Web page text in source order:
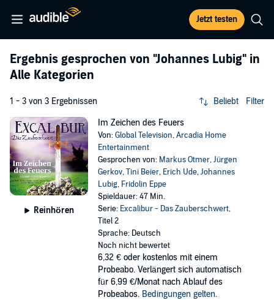
Jetzt testen
Ergebnis gesprochen von "Johannes Lubig" in
Alle Kategorien
1 - 3 von 3 Ergebnissen Beliebt Filter
Reinhören
Im Zeichen des Feuers
Von:Global Television,Arcadia Home
Entertainment
Gesprochen von: Markus Otmer,Jürgen
Gerkov,Tini Beier, Erich Ude,Johannes
Lubig, Fridolin Eppe
Spieldauer: 47 Min.
Serie: Excalibur - Das Zauberschwert,
Titel 2
Sprache: Deutsch
Noch nicht bewertet
6,32 € oder kostenlos mit einem
Probeabo. Verlängert sich automatisch
für 6,99 €/Monat nach Ablauf des
Probeabos. Bedingungen gelten.